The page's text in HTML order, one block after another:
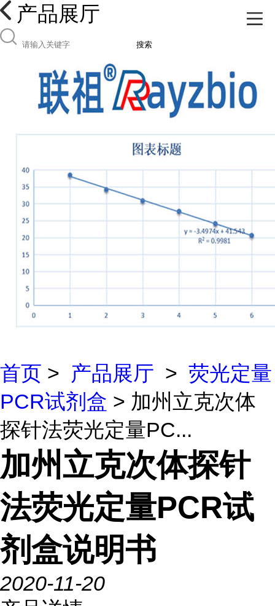
产品展厅
搜索
首页 > 产品展厅 > 荧光定量
PCR试剂盒 > 加州立克次体
探针法荧光定量PC...
加州立克次体探针
法荧光定量PCR试
剂盒说明书
2020-11-20